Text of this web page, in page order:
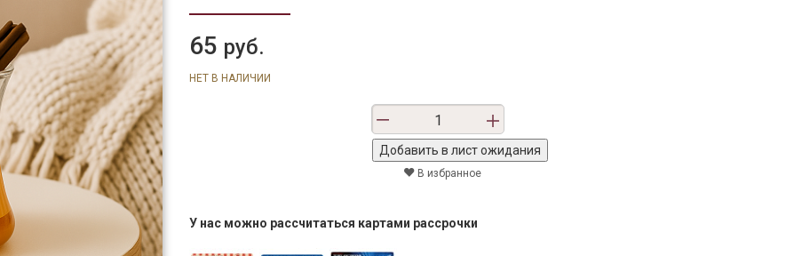
65 руб.
НЕТ В НАЛИЧИИ
В избранное
У нас можно рассчитаться картами рассрочки